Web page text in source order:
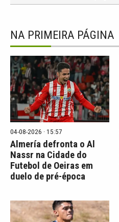
NA PRIMEIRA PÁGINA
04-08-2026 · 15:57
Almería defronta o Al
Nassr na Cidade do
Futebol de Oeiras em
duelo de pré-época